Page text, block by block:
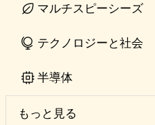
マルチスピーシーズ
テクノロジーと社会
半導体
もっと見る